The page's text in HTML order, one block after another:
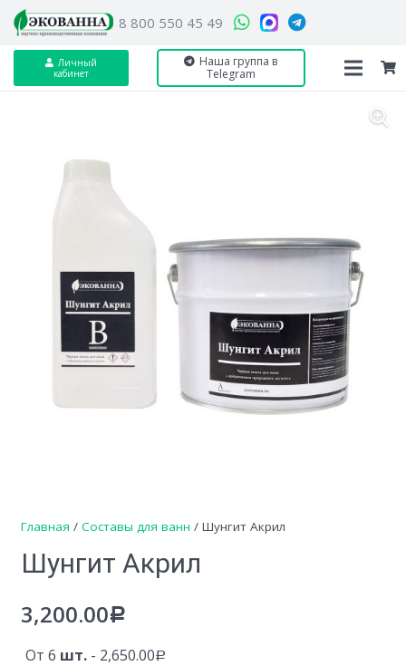
8 800 550 45 49
Личный
кабинет
Наша группа в
Telegram
Главная / Составы для ванн / Шунгит Акрил
Шунгит Акрил
3,200.00Р
От 6 шт.- 2,650.00Р